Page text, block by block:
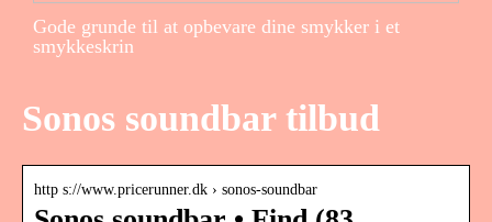
Gode grunde til at opbevare dine smykker i et
smykkeskrin
Sonos soundbar tilbud
http s://www.pricerunner.dk › sonos-soundbar